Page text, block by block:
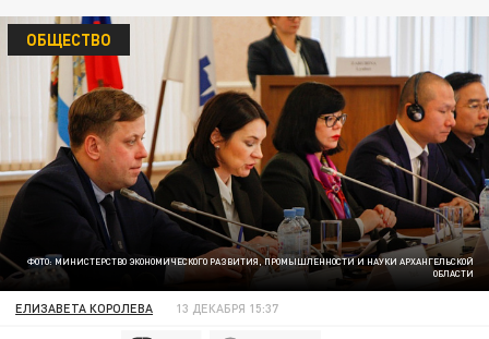
ФОТО: МИНИСТЕРСТВО ЭКОНОМИЧЕСКОГО РАЗВИТИЯ, ПРОМЫШЛЕННОСТИ И НАУКИ АРХАНГЕЛЬСКОЙ
ОБЛАСТИ
ОБЩЕСТВО
ЕЛИЗАВЕТА КОРОЛЕВА 13 ДЕКАБРЯ 15:37